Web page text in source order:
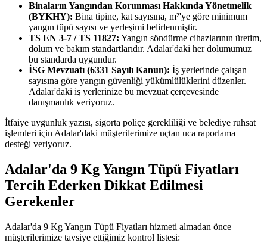
Binaların Yangından Korunması Hakkında Yönetmelik
(BYKHY): Bina tipine, kat sayısına, m²'ye göre minimum
yangın tüpü sayısı ve yerleşimi belirlenmiştir.
TS EN 3-7 / TS 11827: Yangın söndürme cihazlarının üretim,
dolum ve bakım standartlarıdır. Adalar'daki her dolumumuz
bu standarda uygundur.
İSG Mevzuatı (6331 Sayılı Kanun): İş yerlerinde çalışan
sayısına göre yangın güvenliği yükümlülüklerini düzenler.
Adalar'daki iş yerlerinize bu mevzuat çerçevesinde
danışmanlık veriyoruz.
İtfaiye uygunluk yazısı, sigorta poliçe gerekliliği ve belediye ruhsat
işlemleri için Adalar'daki müşterilerimize uçtan uca raporlama
desteği veriyoruz.
Adalar'da 9 Kg Yangın Tüpü Fiyatları
Tercih Ederken Dikkat Edilmesi
Gerekenler
Adalar'da 9 Kg Yangın Tüpü Fiyatları hizmeti almadan önce
müşterilerimize tavsiye ettiğimiz kontrol listesi: